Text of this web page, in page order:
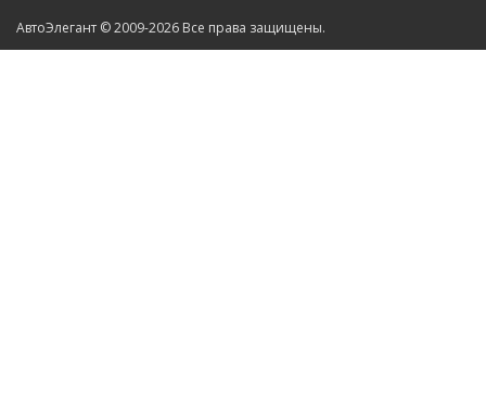
АвтоЭлегант © 2009-2026 Все права защищены.